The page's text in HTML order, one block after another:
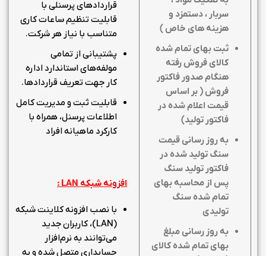
سربار ، دستمزد و
هزینه های خاص)
ثبت بهای تمام شده
کالای فروش رفته
هنگام صدور فاکتور
فروش ( بر اساس
قیمت اعلام شده در
فاکتور تولید)
به روز رسانی قیمت
سنگ تولید شده در
فاکتور تولید سنگ
پس از محاسبه بهای
تمام شده سنگ
تولیدی
به روز رسانی مبلغ
بهای تمام شده کالای
قراردادهای پرسنلی با
قابلیت تنظیم ساعات کاری
متناسب با نیاز هر شرکت.
پشتیبانی از تمامی
مولفه‌های استاندارد اداره
کار جهت تعریف قراردادها.
قابلیت ثبت و مدیریت کامل
اطلاعات پرسنل، همراه با
کارکرد ماهیانه افراد
افزونه شبکهLAN
:
با نصب افزونه کلاینت شبکه
(LAN)، کاربران جدید
می‌توانند به نرم‌افزار
حسابداری متصل شده و به